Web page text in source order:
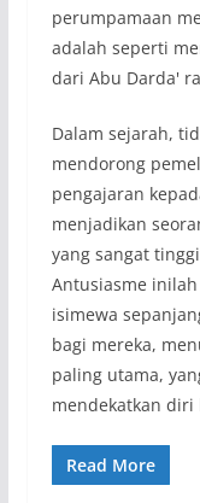
perumpamaan
adalah seperti
dari Abu Darda'
Dalam sejarah,
mendorong
pengajaran
menjadikan
yang sangat
Antusiasme
isimewa
bagi mereka,
paling utama,
mendekatkan diri
Read More